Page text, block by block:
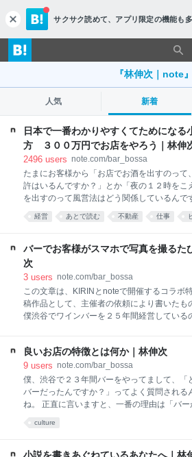
c
l
o
s
サクサク読めて、 アプリ限定の機能も多
『林伸次｜note』
人気 新着
日本で一番わかりやすくてためになる
方 ３００万円でお店をやろう｜林伸
2496 users note.com/bar_bossa
たまにお客様から「お店でお酒を出すのって
許はいるんですか？」とか「夜の１２時をこ
を出すのって風営法はどう関係しているんで
とか「お店を出すのに調理師免許がいるんで
とかって質問をされることがあるのですが、
だけで小さい飲食店は始められます。この「
ですが、店内で店員の数とお客様を足してそ
０人までのことです。 ちなみに、僕がやって
bossaは席数は１８席で、働いているのは僕
なので、食品衛生責任者の資格だけで大丈夫
れで２４時間、お酒も出せますし、焼き肉も
せます。 店内での店員数とお客様の数が３０
を受けるだけです。テストもないです。 食品
者というのは、保健所に連絡して、「今度、
渋谷でやろうと思
経営 あとで読む 不動産 仕事
バーでお客様がスマホで写真を撮るた
次
3 users note.com/bar_bossa
この文章は、KIRINとnoteで開催するコラボ
稿作品として、主催者の依頼により書いたも
僕渋谷でワインバーを２５年間経営している
で、何本か持っていって、「こちらがカベル
ィニヨンで６６００円で、こちらが」って説
ると、その方たちが「ふふふ」って笑うんで
はわかりますか？ すごく安いからなんです
が外国のすごく物価が安いところに行って、
かって言われたら、「安ー！」って笑ってし
本、安くなりましたよね。まあでも安くなっ
良いお店の特徴とは何か｜林伸次
9 users note.com/bar_bossa
僕、渋谷で２３年間バーをやってまして、「
バーだったんですか？」ってよく質問される
ね。 正直に言いますと、一番の理由は「バー
２、３杯は飲むし一杯１０００円とかなので
culture